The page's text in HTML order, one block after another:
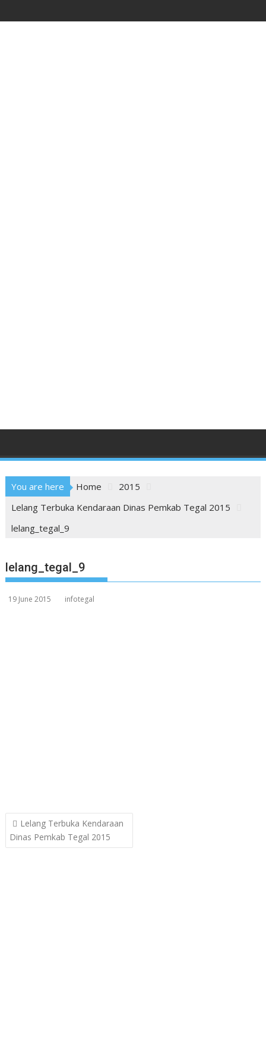
to
You are here Home
2015
Lelang Terbuka Kendaraan Dinas Pemkab Tegal 2015
lelang_tegal_9
lelang_tegal_9
19 June 2015 infotegal
Post
navigation
Lelang Terbuka Kendaraan
Dinas Pemkab Tegal 2015